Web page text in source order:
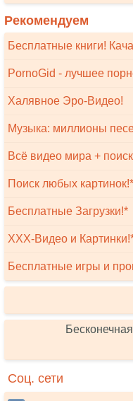
Рекомендуем
Бесплатные книги!
PornoGid - лучшее
Халявное Эро-Видео!
Музыка: миллионы
Всё видео мира +
Поиск любых картинок!*
Бесплатные Загрузки!*
XXX-Видео и
Бесплатные игры и
Соц. сети